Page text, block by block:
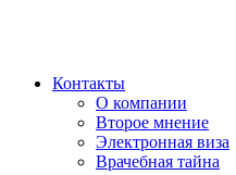
Контакты
О компании
Второе мнение
Электронная виза
Врачебная тайна